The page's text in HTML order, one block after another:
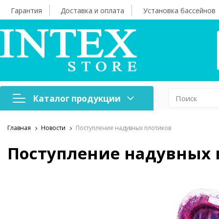
Гарантия Доставка и оплата Установка бассейнов
Каталог продукции
Надувная мебель
Оборудование для
бассейнов
Главная Новости Поступление надувных плотиков
Поступление надувных